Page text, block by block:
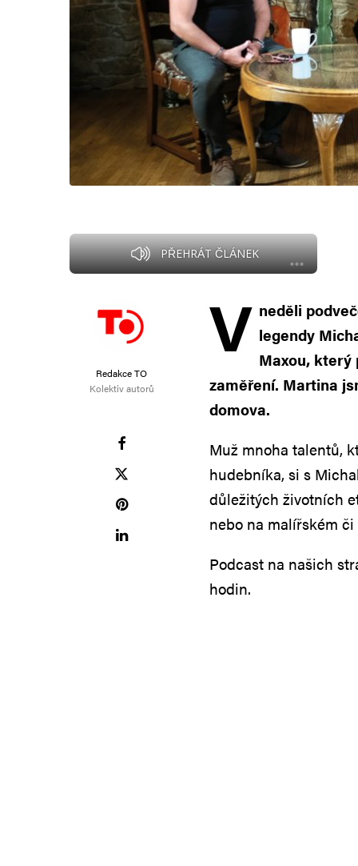
PŘEHRÁT ČLÁNEK
Redakce TO
Kolektiv autorů
V neděli
legendy
Maxou, který
zaměření. Martina
domova.
Muž mnoha talentů,
hudebníka, si s
důležitých životních
nebo na malířském
Podcast na našich
hodin.